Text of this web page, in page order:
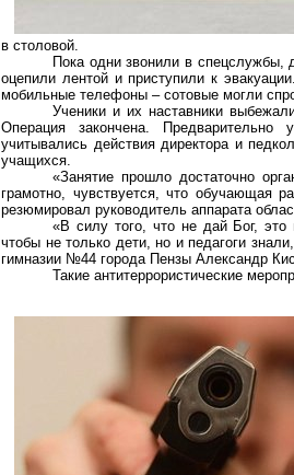
в столовой.
Пока одни звонили в спецслужбы,
оцепили лентой и приступили к
мобильные телефоны – сотовые могли
Ученики и их наставники
Операция закончена.
учитывались действия директора и
учащихся.
«Занятие прошло достаточно
грамотно, чувствуется, что обучающая
резюмировал руководитель аппарата
«В силу того, что не дай Бог,
чтобы не только дети, но и педагоги
гимназии №44 города Пензы Александр
Такие антитеррористические